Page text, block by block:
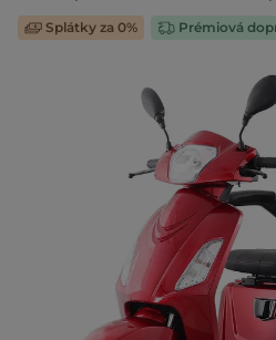
Splátky za 0% Prémiová